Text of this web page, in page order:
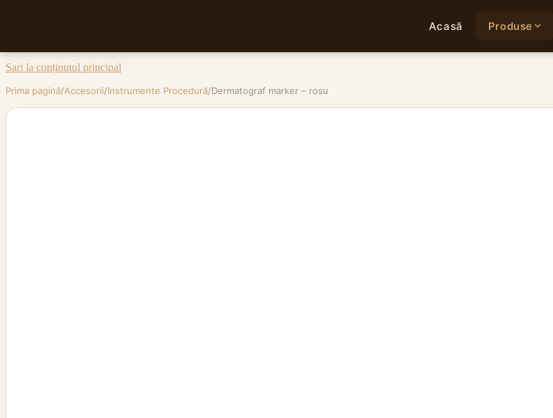
Acasă Produse
Sari la conținutul principal
Prima pagină/Accesorii/Instrumente Procedură/Dermatograf marker – rosu